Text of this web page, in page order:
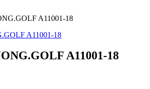
A11001-18
A11001-18